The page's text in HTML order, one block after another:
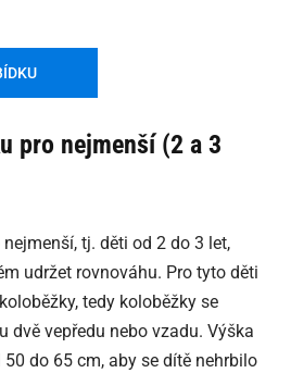
pro nejmenší (2 a 3
tj. děti od 2 do 3 let,
udržet rovnováhu. Pro tyto děti
tedy koloběžky se
dvě vepředu nebo vzadu. Výška
do 65 cm, aby se dítě nehrbilo